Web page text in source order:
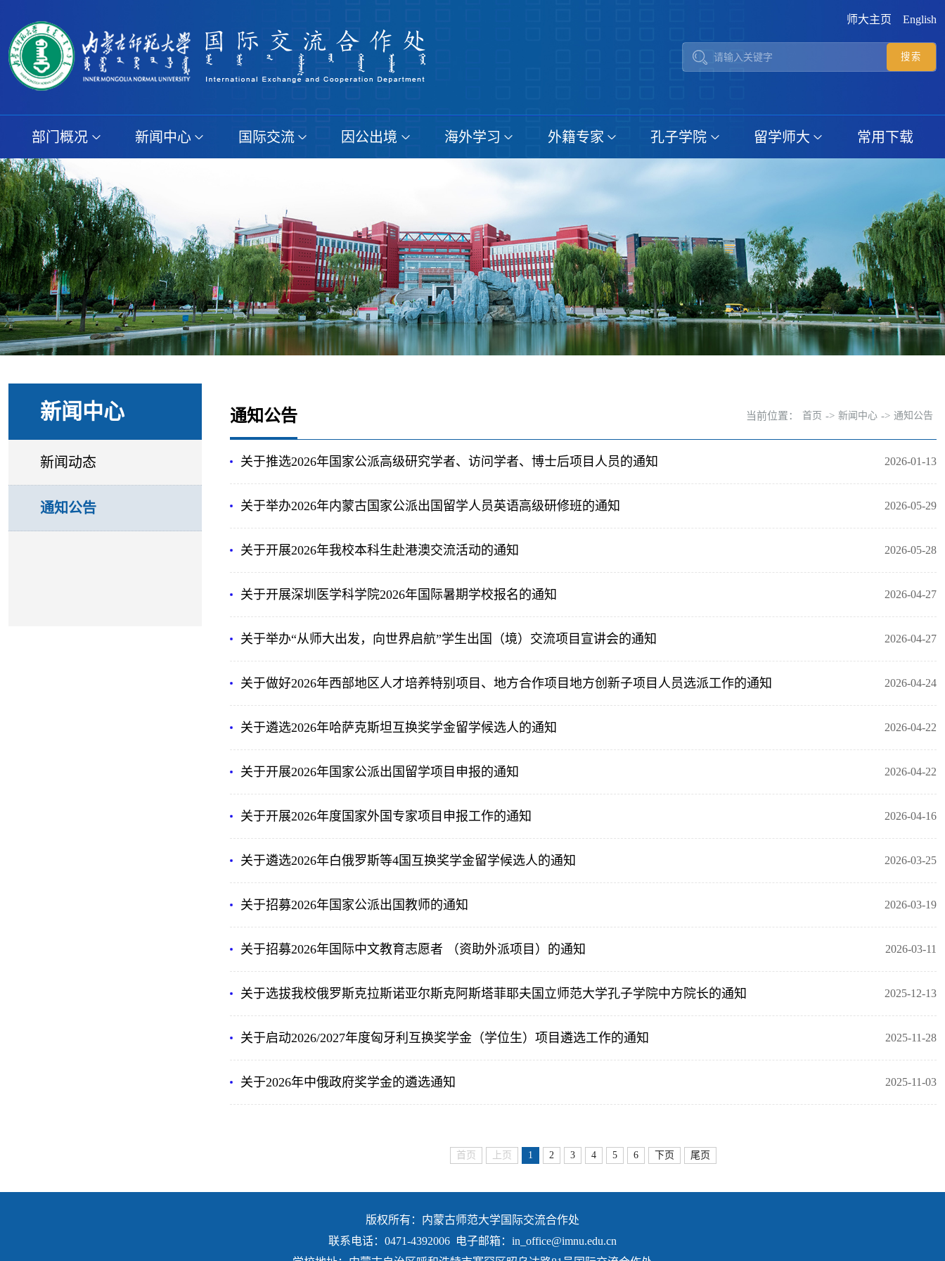
师大主页 English
部门概况 新闻中心 国际交流 因公出境 海外学习 外籍专家 孔子学院 留学师大 常用下载
新闻中心
新闻动态
通知公告
通知公告 当前位置： 首页 -> 新闻中心 -> 通知公告
2026-01-13
关于推选2026年国家公派高级研究学者、访问学者、博士后项目人员的通知
2026-05-29
关于举办2026年内蒙古国家公派出国留学人员英语高级研修班的通知
2026-05-28
关于开展2026年我校本科生赴港澳交流活动的通知
2026-04-27
关于开展深圳医学科学院2026年国际暑期学校报名的通知
2026-04-27
关于举办“从师大出发，向世界启航”学生出国（境）交流项目宣讲会的通知
2026-04-24
关于做好2026年西部地区人才培养特别项目、地方合作项目地方创新子项目人员选派工作的通知
2026-04-22
关于遴选2026年哈萨克斯坦互换奖学金留学候选人的通知
2026-04-22
关于开展2026年国家公派出国留学项目申报的通知
2026-04-16
关于开展2026年度国家外国专家项目申报工作的通知
2026-03-25
关于遴选2026年白俄罗斯等4国互换奖学金留学候选人的通知
2026-03-19
关于招募2026年国家公派出国教师的通知
2026-03-11
关于招募2026年国际中文教育志愿者 （资助外派项目）的通知
2025-12-13
关于选拔我校俄罗斯克拉斯诺亚尔斯克阿斯塔菲耶夫国立师范大学孔子学院中方院长的通知
2025-11-28
关于启动2026/2027年度匈牙利互换奖学金（学位生）项目遴选工作的通知
2025-11-03
关于2026年中俄政府奖学金的遴选通知
首页 上页 1 2 3 4 5 6 下页 尾页
版权所有：内蒙古师范大学国际交流合作处
联系电话：0471-4392006 电子邮箱：in_office@imnu.edu.cn